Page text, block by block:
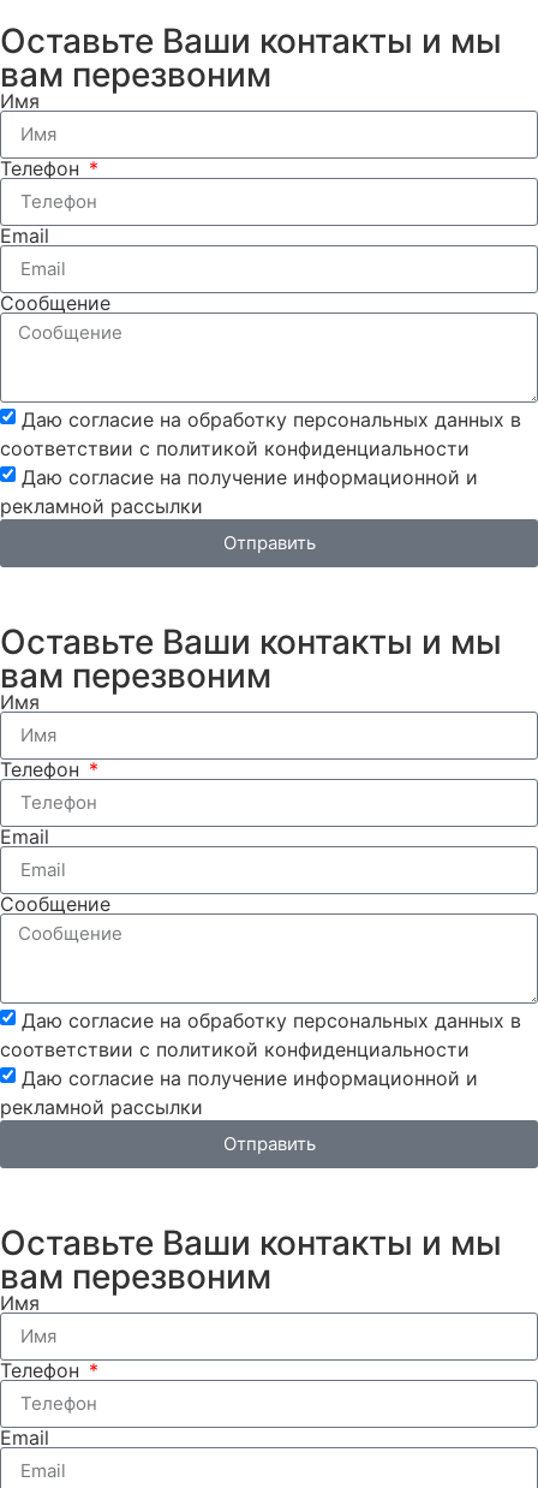
Оставьте Ваши контакты и мы
вам перезвоним
Имя
Телефон
Email
Сообщение
Даю согласие на обработку персональных данных в
соответствии с политикой конфиденциальности
Даю согласие на получение информационной и
рекламной рассылки
Отправить
Оставьте Ваши контакты и мы
вам перезвоним
Имя
Телефон
Email
Сообщение
Даю согласие на обработку персональных данных в
соответствии с политикой конфиденциальности
Даю согласие на получение информационной и
рекламной рассылки
Отправить
Оставьте Ваши контакты и мы
вам перезвоним
Имя
Телефон
Email